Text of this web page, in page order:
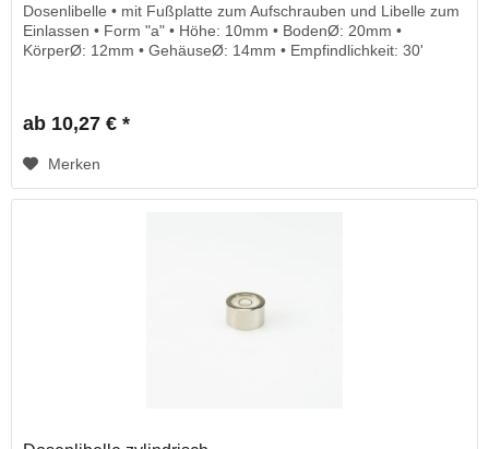
Dosenlibelle • mit Fußplatte zum Aufschrauben und Libelle zum
Einlassen • Form "a" • Höhe: 10mm • BodenØ: 20mm •
KörperØ: 12mm • GehäuseØ: 14mm • Empfindlichkeit: 30'
ab 10,27 € *
Merken